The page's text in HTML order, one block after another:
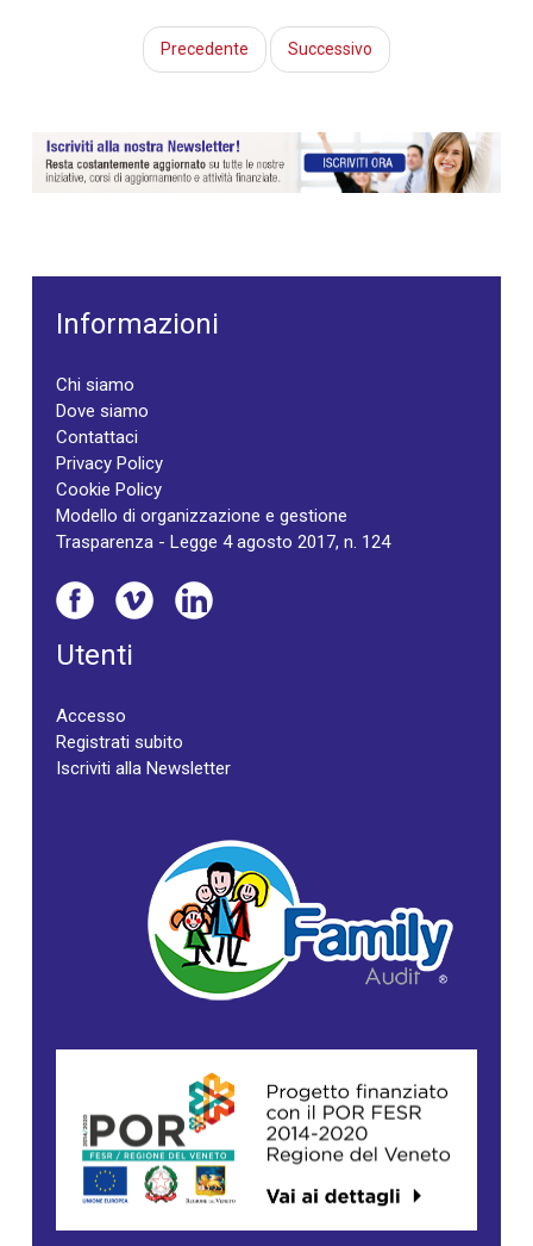
Precedente Successivo
Informazioni
Chi siamo
Dove siamo
Contattaci
Privacy Policy
Cookie Policy
Modello di organizzazione e gestione
Trasparenza - Legge 4 agosto 2017, n. 124
Utenti
Accesso
Registrati subito
Iscriviti alla Newsletter